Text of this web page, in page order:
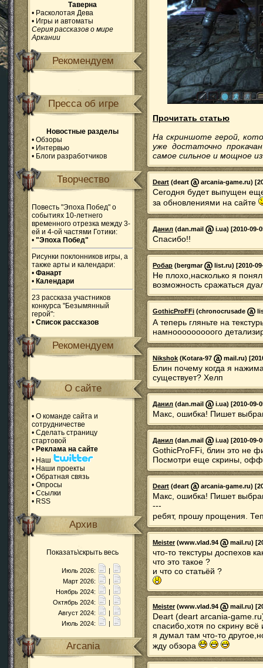
Таверна
• Расколотая Дева
• Игры и автоматы
Серия рассказов о мире
Аркании
Рекомендуем
Пресса об игре
Новостные разделы
• Обзоры
• Интервью
• Блоги разработчиков
Творчество
Повесть "Эпоха Побед" о
событиях 10-летнего
временного отрезка между 3-
ей и 4-ой частями Готики:
• "Эпоха Побед"
Рисунки поклонников игры, а
также арты и календари:
• Фанарт
• Календари
23 рассказа участников
конкурса "Безымянный
герой":
• Список рассказов
Рекомендуем
О сайте
• О команде сайта и
сотрудничестве
• Сделать страницу
стартовой
• Реклама на сайте
• Наш
• Наши проекты
• Обратная связь
• Опросы
• Ссылки
• RSS
Архив
Показать\скрыть весь
Июль 2026:
|
Март 2026:
|
Ноябрь 2024:
|
Октябрь 2024:
|
Август 2024:
|
Июль 2024:
|
Arcania
Прочитать статью
На скриншоте герой,
уже достаточно
самое сильное и мощное
Deart (deart arcania-game.ru)
Сегодня будет выпущен
за обновлениями на сайте
Данил (dan.mail i.ua) [2010-09-
Спасибо!!
Робар (bergmar list.ru) [2010-
Не плохо,насколько я
возможность сражаться
GothicProFFi (chronocrusade
А теперь гляньте на
намнооооооооого
Nikshok (Kotara-97 mail.ru)
Блин почему когда я
существует? Хелп
Данил (dan.mail i.ua) [2010-09-
Макс, ошибка! Пишет
Данил (dan.mail i.ua) [2010-09-
GothicProFFi, блин это не
Посмотри еще скрины,
Deart (deart arcania-game.ru)
Макс, ошибка! Пишет
---
ребят, прошу прощения.
Meister(www.vlad.94 mail.ru)
что-то текстуры доспехов
что это такое ?
и что со статьёй ?
Meister(www.vlad.94 mail.ru)
Deart (deart arcania-
спасибо,хотя по скрину
я думал там что-то
жду обзора